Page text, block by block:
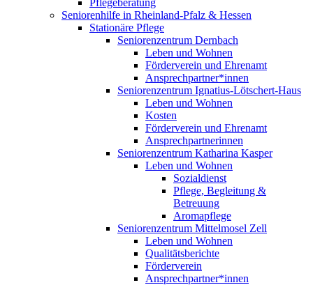
Pflegeberatung
Seniorenhilfe in Rheinland-Pfalz & Hessen
Stationäre Pflege
Seniorenzentrum Dernbach
Leben und Wohnen
Förderverein und Ehrenamt
Ansprechpartner*innen
Seniorenzentrum Ignatius-Lötschert-Haus
Leben und Wohnen
Kosten
Förderverein und Ehrenamt
Ansprechpartnerinnen
Seniorenzentrum Katharina Kasper
Leben und Wohnen
Sozialdienst
Pflege, Begleitung &
Betreuung
Aromapflege
Seniorenzentrum Mittelmosel Zell
Leben und Wohnen
Qualitätsberichte
Förderverein
Ansprechpartner*innen